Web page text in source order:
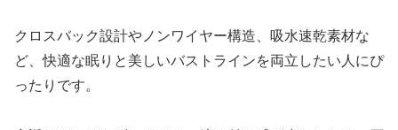
クロスバック設計やノンワイヤー構造、吸水速乾素材な
ど、快適な眠りと美しいバストラインを両立したい人にぴ
ったりです。